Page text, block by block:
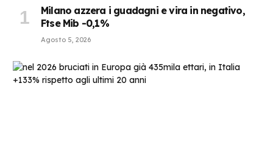
Milano azzera i guadagni e vira in negativo,
Ftse Mib -0,1%
Agosto 5, 2026